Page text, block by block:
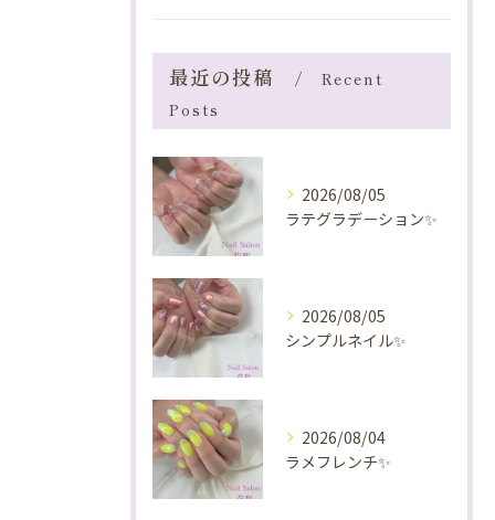
最近の投稿
Recent
Posts
2026/08/05
ラテグラデーション✨️
2026/08/05
シンプルネイル✨️
2026/08/04
ラメフレンチ✨️